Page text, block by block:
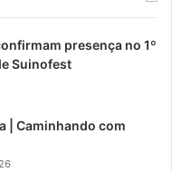
presença no 1º
Suinofest
| Caminhando com